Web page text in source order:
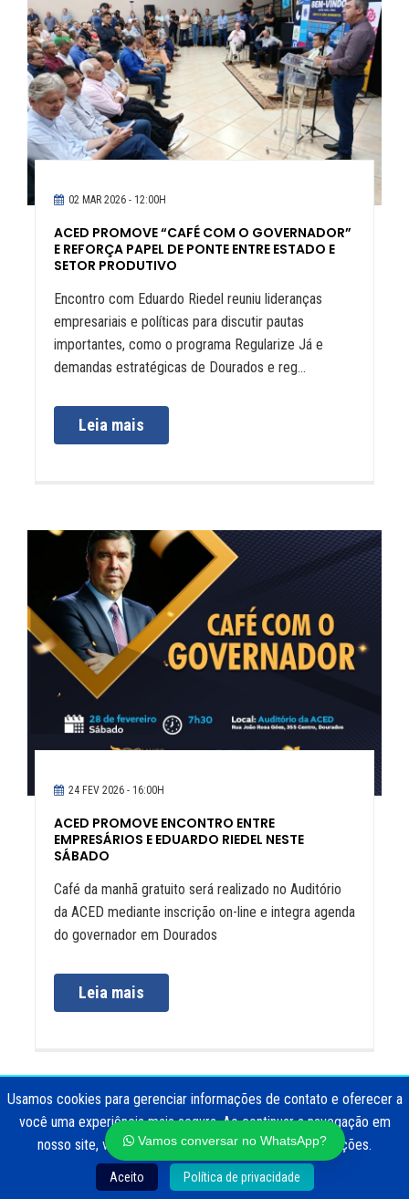
02 MAR 2026 - 12:00H
ACED PROMOVE “CAFÉ COM O GOVERNADOR”
E REFORÇA PAPEL DE PONTE ENTRE ESTADO E
SETOR PRODUTIVO
Encontro com Eduardo Riedel reuniu lideranças
empresariais e políticas para discutir pautas
importantes, como o programa Regularize Já e
demandas estratégicas de Dourados e reg...
Leia mais
24 FEV 2026 - 16:00H
ACED PROMOVE ENCONTRO ENTRE
EMPRESÁRIOS E EDUARDO RIEDEL NESTE
SÁBADO
Café da manhã gratuito será realizado no Auditório
da ACED mediante inscrição on-line e integra agenda
do governador em Dourados
Leia mais
Vamos conversar no WhatsApp?
Usamos cookies para gerenciar informações de contato e oferecer a
você uma experiência mais segura. Ao continuar a navegação em
nosso site, você concorda com o uso destas informações.
Aceito Política de privacidade